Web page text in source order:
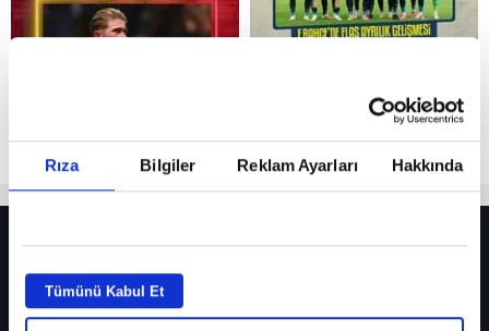
Rıza Bilgiler Reklam Ayarları Hakkında
Tümünü Kabul Et
Fenerbahçe’de sürpriz ayrılık ihtimali! Devre arasında gelmişti
Fenerbahçe’nin yeni transferi Mason Greenwood için olay sözler!